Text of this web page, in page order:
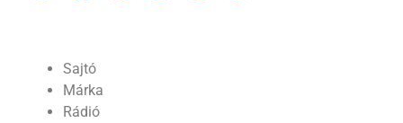
Sajtó
Márka
Rádió